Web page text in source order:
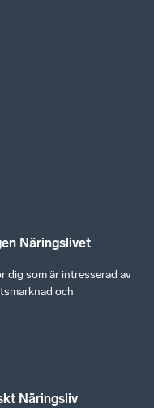
Näringslivet
dig som är intresserad av
och
Näringsliv